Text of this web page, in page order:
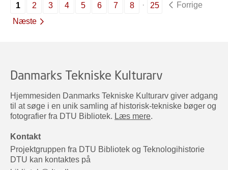
1 2 3 4 5 6 7 8 25
Forrige
Næste
Danmarks Tekniske Kulturarv
Hjemmesiden Danmarks Tekniske Kulturarv giver adgang
til at søge i en unik samling af historisk-tekniske bøger og
fotografier fra DTU Bibliotek. Læs mere.
Kontakt
Projektgruppen fra DTU Bibliotek og Teknologihistorie
DTU kan kontaktes på